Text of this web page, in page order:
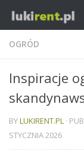
OGRÓD
Inspiracje
BYLUKIRENT.PL ·
STYCZNIA 2026